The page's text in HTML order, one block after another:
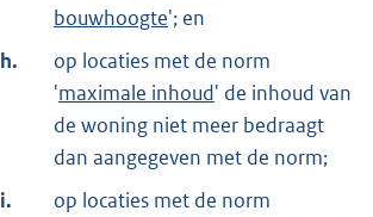
bouwhoogte'; en
h.
op locaties met de norm
'maximale inhoud' de inhoud van
de woning niet meer bedraagt
dan aangegeven met de norm;
i.
op locaties met de norm